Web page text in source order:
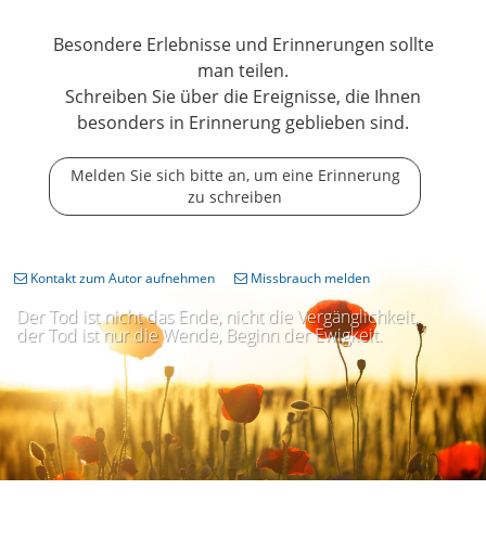
Besondere Erlebnisse und Erinnerungen sollte
man teilen.
Schreiben Sie über die Ereignisse, die Ihnen
besonders in Erinnerung geblieben sind.
Melden Sie sich bitte an, um eine Erinnerung
zu schreiben
Der Tod ist nicht das Ende, nicht die Vergänglichkeit,
der Tod ist nur die Wende, Beginn der Ewigkeit.
Kontakt zum Autor aufnehmen Missbrauch melden